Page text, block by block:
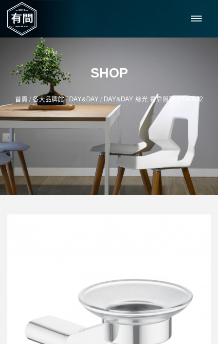
SHOP
首頁 / 各大品牌館/ DAY&DAY / DAY&DAY 絲光 香皂盤架 STA0032